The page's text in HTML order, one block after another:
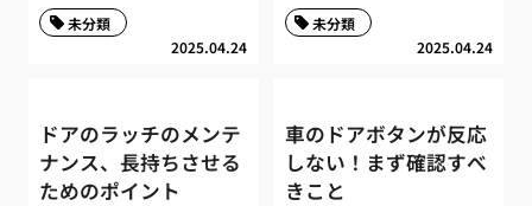
2025.04.24
未分類
2025.04.24
未分類
ドアのラッチのメンテ
ナンス、長持ちさせる
ためのポイント
車のドアボタンが反応
しない！まず確認すべ
きこと